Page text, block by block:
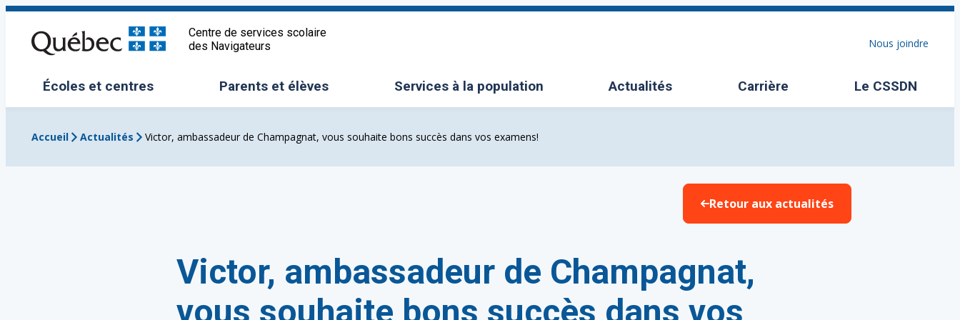
Aller
contenu
Centre de services scolaire
des Navigateurs
Nous joindre
Écoles et centres
Ouvrir/Fermer le sous-menu Parents et élèves
Ouvrir/Fermer le sous-menuServices à la population
Ouvrir/Fermer le sous-menu Actualités Carrière Le CSSDN
Ouvrir/Fermer
Accueil Actualités Victor, ambassadeur de Champagnat, vous souhaite bons succès dans vos examens!
Retour aux actualités
Victor, ambassadeur de Champagnat,
vous souhaite bons succès dans vos